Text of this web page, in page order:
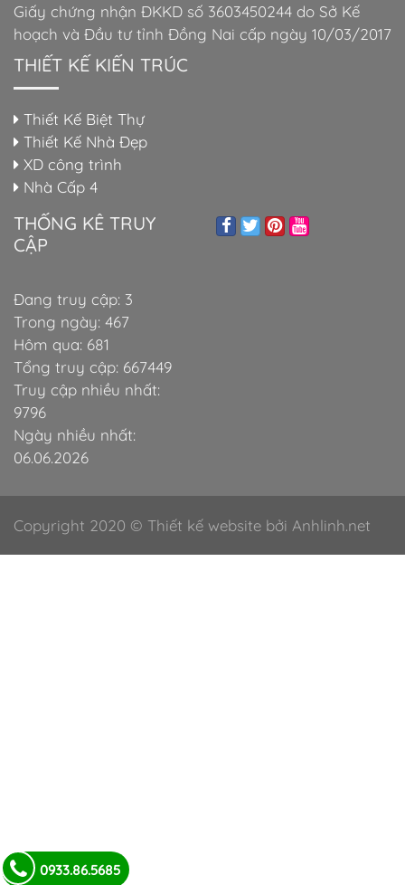
Giấy chứng nhận ĐKKD số 3603450244 do Sở Kế
hoạch và Đầu tư tỉnh Đồng Nai cấp ngày 10/03/2017
0933.86.5685
THIẾT KẾ KIẾN TRÚC
Thiết Kế Biệt Thự
Thiết Kế Nhà Đẹp
XD công trình
Nhà Cấp 4
THỐNG KÊ TRUY
CẬP
Đang truy cập: 3
Trong ngày: 467
Hôm qua: 681
Tổng truy cập: 667449
Truy cập nhiều nhất:
9796
Ngày nhiều nhất:
06.06.2026
Copyright 2020 © Thiết kế website bởi Anhlinh.net